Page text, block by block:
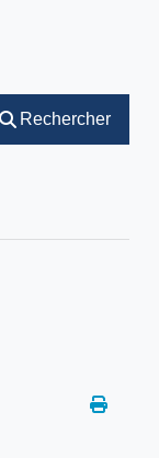
Rechercher